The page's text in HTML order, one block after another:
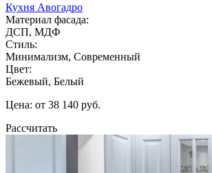
Кухня Авогадро
Материал фасада:
ДСП, МДФ
Стиль:
Минимализм, Современный
Цвет:
Бежевый, Белый
Цена: от 38 140 руб.
Рассчитать